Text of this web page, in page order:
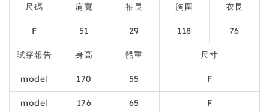
尺碼 肩寬 袖長 胸圍 衣長
F 51 29 118 76
試穿報告 身高 體重 尺寸
model 170 55 F
model 176 65 F